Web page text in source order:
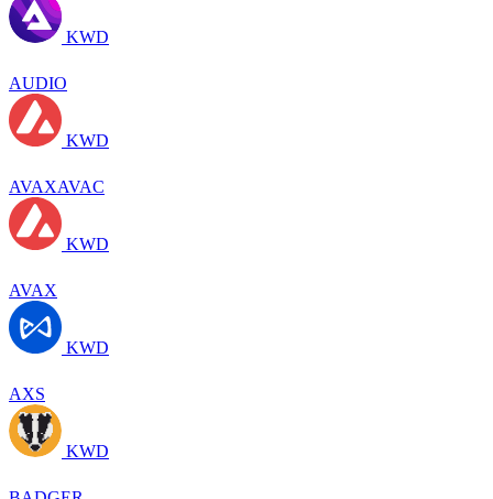
KWD
AUDIO
KWD
AVAXAVAC
KWD
AVAX
KWD
AXS
KWD